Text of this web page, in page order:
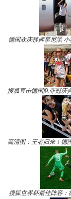
德国欢庆移师慕尼黑
搜狐直击德国队夺冠庆
高清图：王者归来！德
搜狐世界杯最佳阵容：